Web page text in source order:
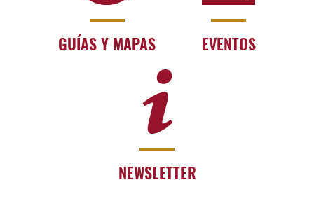
GUÍAS Y MAPAS EVENTOS
NEWSLETTER